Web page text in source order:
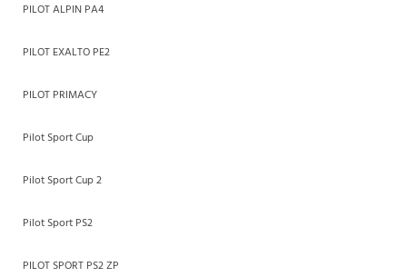
PILOT ALPIN PA4
PILOT EXALTO PE2
PILOT PRIMACY
Pilot Sport Cup
Pilot Sport Cup 2
Pilot Sport PS2
PILOT SPORT PS2 ZP